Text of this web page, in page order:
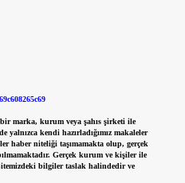
marka, kurum veya şahıs şirketi ile
yalnızca kendi hazırladığımız makaleler
haber niteliği taşımamakta olup, gerçek
Gerçek kurum ve kişiler ile
bilgiler taslak halindedir ve